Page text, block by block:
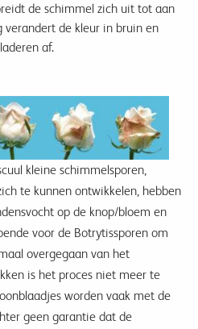
de schimmel zich uit tot aan
verandert de kleur in bruin en
af.
kleine schimmelsporen,
te kunnen ontwikkelen, hebben
op de knop/bloem en
voor de Botrytissporen om
overgegaan van het
is het proces niet meer te
worden vaak met de
geen garantie dat de